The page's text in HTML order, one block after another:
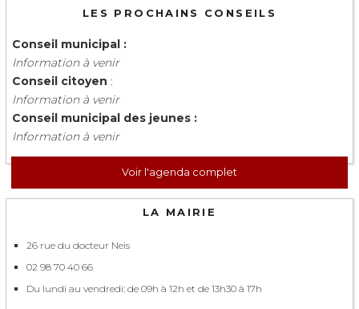
LES PROCHAINS CONSEILS
Conseil municipal :
Information à venir
Conseil citoyen :
Information à venir
Conseil municipal des jeunes :
Information à venir
Voir l'agenda complet
LA MAIRIE
26 rue du docteur Neis
02 98 70 40 66
Du lundi au vendredi: de 09h à 12h et de 13h30 à 17h